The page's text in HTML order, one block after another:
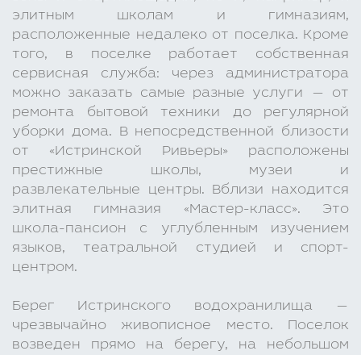
элитным школам и гимназиям,
расположенные недалеко от поселка. Кроме
того, в поселке работает собственная
сервисная служба: через администратора
можно заказать самые разные услуги — от
ремонта бытовой техники до регулярной
уборки дома. В непосредственной близости
от «Истринской Ривьеры» расположены
престижные школы, музеи и
развлекательные центры. Вблизи находится
элитная гимназия «Мастер-класс». Это
школа-пансион с углубленным изучением
языков, театральной студией и спорт-
центром.
Берег Истринского водохранилища —
чрезвычайно живописное место. Поселок
возведен прямо на берегу, на небольшом